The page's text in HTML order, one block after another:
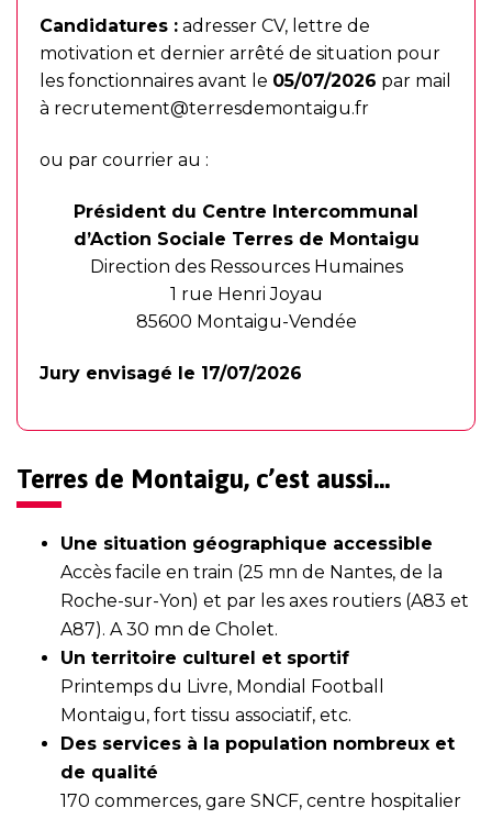
Candidatures : adresser CV, lettre de
motivation et dernier arrêté de situation pour
les fonctionnaires avant le 05/07/2026 par mail
à recrutement@terresdemontaigu.fr
ou par courrier au :
Président du Centre Intercommunal
d’Action Sociale Terres de Montaigu
Direction des Ressources Humaines
1 rue Henri Joyau
85600 Montaigu-Vendée
Jury envisagé le 17/07/2026
Terres de Montaigu, c’est aussi…
Une situation géographique accessible
Accès facile en train (25 mn de Nantes, de la
Roche-sur-Yon) et par les axes routiers (A83 et
A87). A 30 mn de Cholet.
Un territoire culturel et sportif
Printemps du Livre, Mondial Football
Montaigu, fort tissu associatif, etc.
Des services à la population nombreux et
de qualité
170 commerces, gare SNCF, centre hospitalier